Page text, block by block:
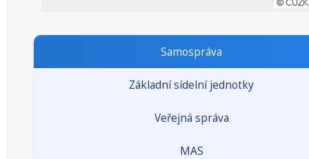
Samospráva
Základní sídelní jednotky
Veřejná správa
MAS